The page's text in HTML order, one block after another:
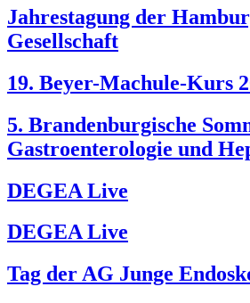
Jahrestagung der
Gesellschaft
19. Beyer-Machule-Kurs
5. Brandenburgische
Gastroenterologie und
DEGEA Live
DEGEA Live
Tag der AG Junge